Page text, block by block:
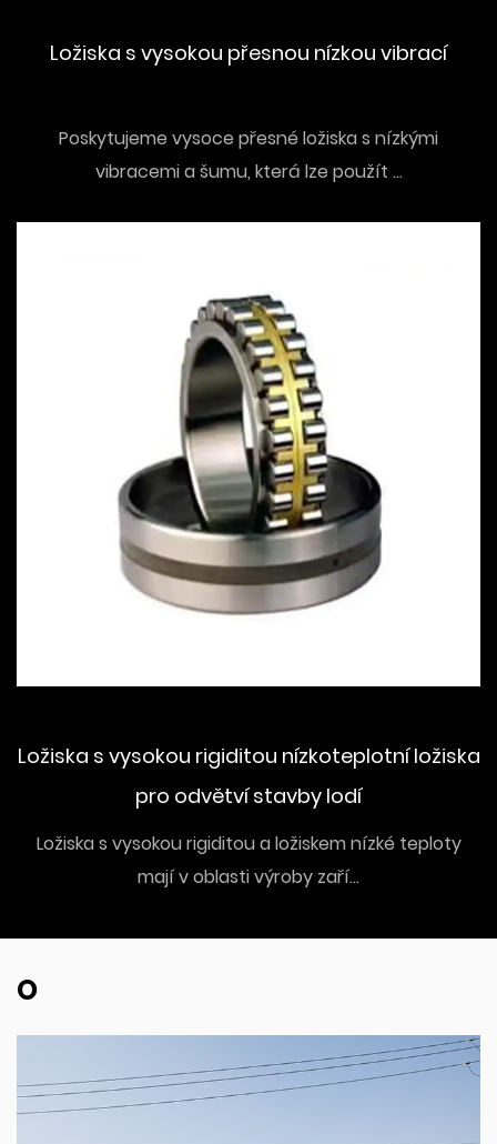
Ložiska s vysokou přesnou nízkou vibrací
Poskytujeme vysoce přesné ložiska s nízkými
vibracemi a šumu, která lze použít ...
Ložiska s vysokou rigiditou nízkoteplotní ložiska
pro odvětví stavby lodí
Ložiska s vysokou rigiditou a ložiskem nízké teploty
mají v oblasti výroby zaří...
O